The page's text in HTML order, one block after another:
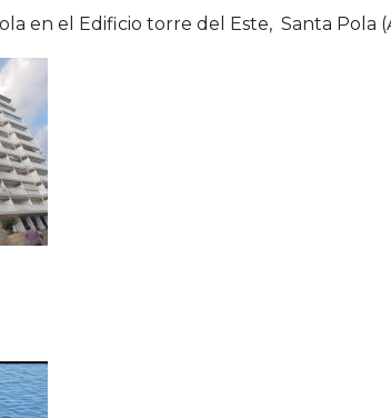
en el Edificio torre del Este, Santa Pola